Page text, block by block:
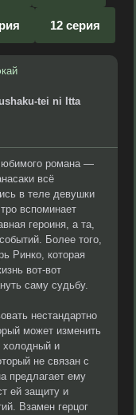
12 серия
tei ni Itta
романа —
всё
в теле девушки
вспоминает
героиня, а та,
Более того,
Ринко, которая
вот-вот
саму судьбу.
нестандартно
может изменить
холодный и
не связан с
предлагает ему
ей защиту и
Взамен герцог